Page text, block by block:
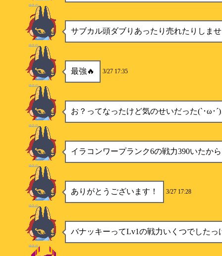
ゆきの
サブカル頭ダブりあったり売れたりしま
ゆきの
最強🔥 3/27 17:35
ゆきの
お？ってなったけど気のせいだった(`･ω･
ゆきの
イラコンワープランク6の戦力390いたから
ゆきの
ありがとうございます！ 3/27 17:28
ゆきの
バナッキーってLv1の戦力いくつでしたっ
ゆきの